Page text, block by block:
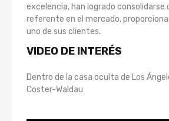
excelencia, han logrado consolidarse
referente en el mercado,
uno de sus clientes.
VIDEO DE INTERÉS
Dentro de la casa oculta de Los
Coster-Waldau